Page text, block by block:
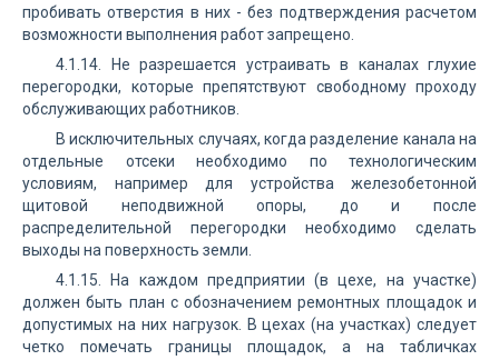
пробивать отверстия в них - без подтверждения расчетом
возможности выполнения работ запрещено.
4.1.14. Не разрешается устраивать в каналах глухие
перегородки, которые препятствуют свободному проходу
обслуживающих работников.
В исключительных случаях, когда разделение канала на
отдельные отсеки необходимо по технологическим
условиям, например для устройства железобетонной
щитовой неподвижной опоры, до и после
распределительной перегородки необходимо сделать
выходы на поверхность земли.
4.1.15. На каждом предприятии (в цехе, на участке)
должен быть план с обозначением ремонтных площадок и
допустимых на них нагрузок. В цехах (на участках) следует
четко помечать границы площадок, а на табличках